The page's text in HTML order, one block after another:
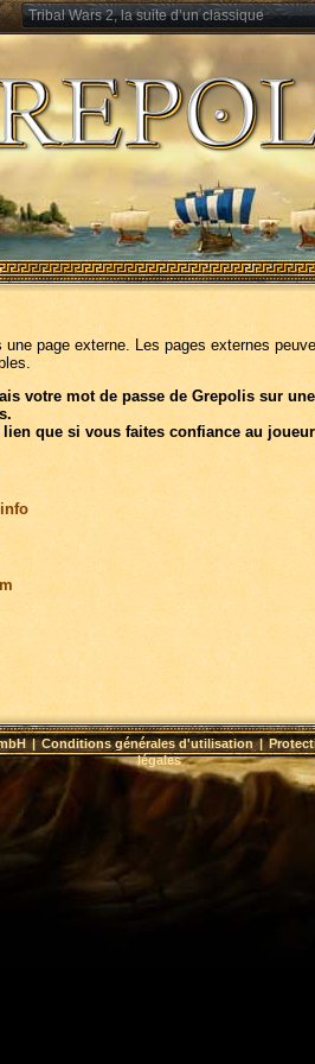
Tribal Wars 2, la suite d’un classique
Forge of Empires – Stratégie à travers les
une page externe. Les pages externes
votre mot de passe de Grepolis sur
lien que si vous faites confiance au
|Conditions générales d'utilisation|
légales